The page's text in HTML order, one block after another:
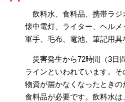
飲料水、食料品、携帯ラジ
懐中電灯、ライター、ヘルメ
軍手、毛布、電池、筆記用具
災害発生から72時間（3日
ラインといわれています。
物資が届かなくなったときの
食料品が必要です。飲料水